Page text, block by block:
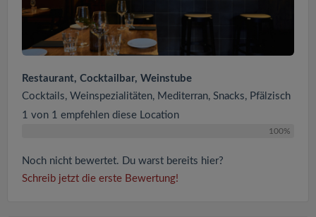
Restaurant, Cocktailbar, Weinstube
Cocktails, Weinspezialitäten, Mediterran, Snacks, Pfälzisch
1 von 1 empfehlen diese Location
100%
Noch nicht bewertet. Du warst bereits hier?
Schreib jetzt die erste Bewertung!